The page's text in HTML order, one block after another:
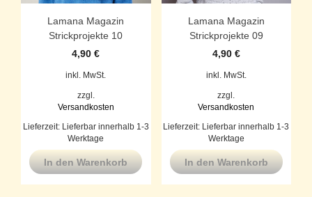
Lamana Magazin
Strickprojekte 10
4,90€
inkl. MwSt.
zzgl.
Versandkosten
Lieferzeit: Lieferbar innerhalb 1-3
Werktage
In den Warenkorb
Lamana Magazin
Strickprojekte 09
4,90 €
inkl. MwSt.
zzgl.
Versandkosten
Lieferzeit: Lieferbar innerhalb 1-3
Werktage
In den Warenkorb